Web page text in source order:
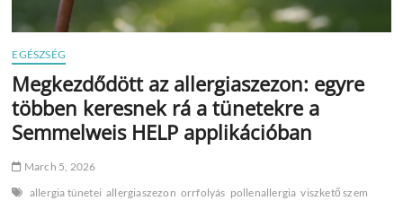
EGÉSZSÉG
Megkezdődött az allergiaszezon: egyre
többen keresnek rá a tünetekre a
Semmelweis HELP applikációban
March 5, 2026
allergia tünetei allergiaszezon orrfolyás pollenallergia viszkető szem